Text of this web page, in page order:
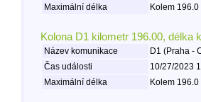
Maximální délka
Kolem
Kolona D1 kilometr 196.00, délka
Název komunikace
D1 (Praha -
Čas události
10/27/2023
Maximální délka
Kolem